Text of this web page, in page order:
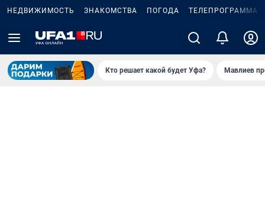
НЕДВИЖИМОСТЬ ЗНАКОМСТВА ПОГОДА ТЕЛЕПРОГРАММА
Кто решает какой будет Уфа? Мавлиев